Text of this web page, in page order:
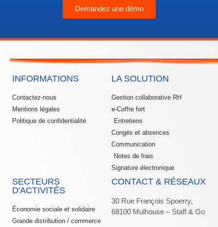
Demandez une démo
INFORMATIONS
Contactez-nous
Mentions légales
Politique de confidentialité
LA SOLUTION
Gestion collaborative RH
e-Coffre fort
Entretiens
Congés et absences
Communication
Notes de frais
Signature électronique
SECTEURS
D'ACTIVITÉS
Économie sociale et solidaire
Grande distribution / commerce
CONTACT & RÉSEAUX
30 Rue François Spoerry,
68100 Mulhouse – Staff & Go